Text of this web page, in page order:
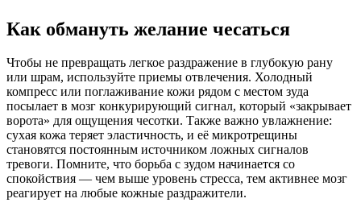
Как обмануть желание чесаться
Чтобы не превращать легкое раздражение в глубокую рану
или шрам, используйте приемы отвлечения. Холодный
компресс или поглаживание кожи рядом с местом зуда
посылает в мозг конкурирующий сигнал, который «закрывает
ворота» для ощущения чесотки. Также важно увлажнение:
сухая кожа теряет эластичность, и её микротрещины
становятся постоянным источником ложных сигналов
тревоги. Помните, что борьба с зудом начинается со
спокойствия — чем выше уровень стресса, тем активнее мозг
реагирует на любые кожные раздражители.